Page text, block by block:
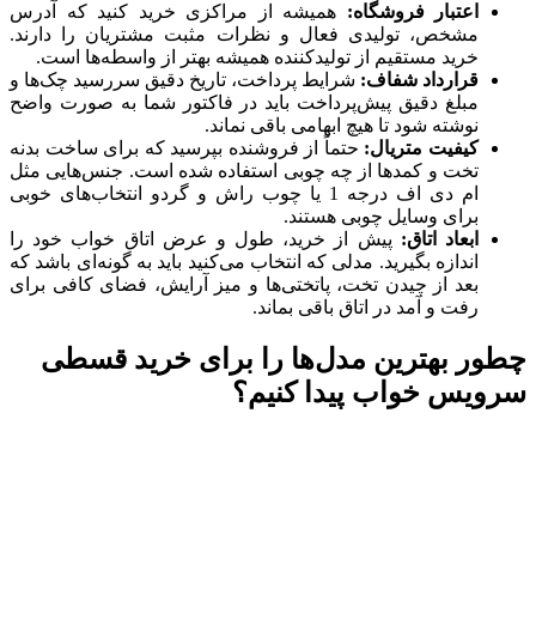
اعتبار فروشگاه: همیشه از مراکزی خرید کنید که آدرس
مشخص، تولیدی فعال و نظرات مثبت مشتریان را دارند.
خرید مستقیم از تولیدکننده همیشه بهتر از واسطه‌ها است.
قرارداد شفاف: شرایط پرداخت، تاریخ دقیق سررسید چک‌ها و
مبلغ دقیق پیش‌پرداخت باید در فاکتور شما به صورت واضح
نوشته شود تا هیچ ابهامی باقی نماند.
کیفیت متریال: حتماً از فروشنده بپرسید که برای ساخت بدنه
تخت و کمدها از چه چوبی استفاده شده است. جنس‌هایی مثل
ام دی اف درجه 1 یا چوب راش و گردو انتخاب‌های خوبی
برای وسایل چوبی هستند.
ابعاد اتاق: پیش از خرید، طول و عرض اتاق خواب خود را
اندازه بگیرید. مدلی که انتخاب می‌کنید باید به گونه‌ای باشد که
بعد از چیدن تخت، پاتختی‌ها و میز آرایش، فضای کافی برای
رفت و آمد در اتاق باقی بماند.
چطور بهترین مدل‌ها را برای خرید قسطی
سرویس خواب پیدا کنیم؟